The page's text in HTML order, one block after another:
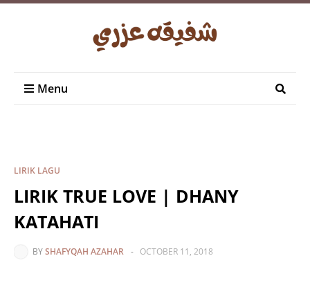
Menu
LIRIK LAGU
LIRIK TRUE LOVE | DHANY
KATAHATI
BYSHAFYQAH AZAHAR - OCTOBER 11, 2018